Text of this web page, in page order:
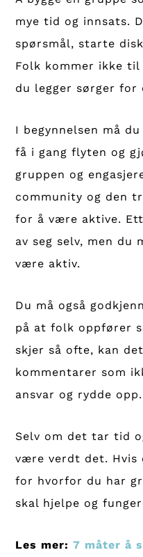
mye tid og innsats.
spørsmål, starte
Folk kommer ikke til
du legger sørger for
I begynnelsen må
få i gang flyten og
gruppen og
community og den
for å være aktive.
av seg selv, men
være aktiv.
Du må også
på at folk oppfører
skjer så ofte, kan
kommentarer som
ansvar og rydde opp.
Selv om det tar tid
være verdt det. Hvis
for hvorfor du har
skal hjelpe og
Les mer:7 måter å